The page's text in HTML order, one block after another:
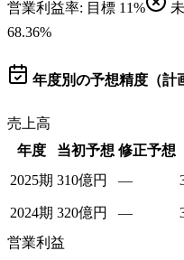
営業利益率: 目標 11%
68.36%
年度別の予想精度（計
売上高
年度
当初予想 修正予想
2025期 310億円 —
2024期 320億円 —
営業利益